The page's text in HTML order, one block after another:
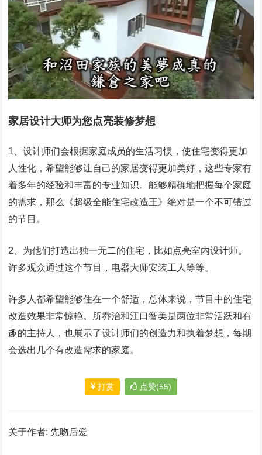
家居设计大师为您点亮装修梦想
1、设计师们会根据家庭成员的生活习惯，使住宅变得更加
人性化，希望能够让自己的家居变得更加美好，这些专家有
着多年的经验和丰富的专业知识。能够精确地把握每个家庭
的需求，那么《超级全能住宅改造王》绝对是一个不可错过
的节目。
2、为他们打造出独一无二的住宅，比如点亮室内设计师。
许多观众通过这个节目，电器大师安装工人等等。
许多人都希望能够住在一个舒适，总体来说，节目中的住宅
改造效果非常惊艳。所乔治和江口智美是两位非常活跃和有
趣的主持人，也展示了设计师们的创造力和执着梦想，每期
会选出几个有改造需求的家庭。
打赏 点赞(55)
关于作者: 先吻后爱